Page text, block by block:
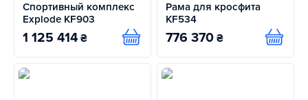
Спортивный комплекс
Explode KF903
1 125 414 ₴ Купить
Рама для кросфита
KF534
776 370 ₴ Купить